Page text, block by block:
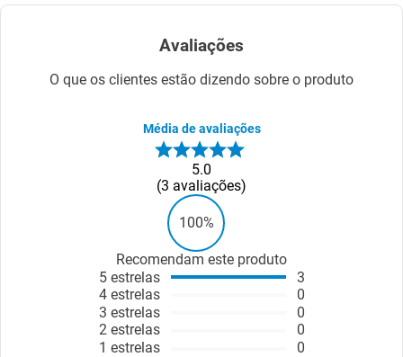
Avaliações
O que os clientes estão dizendo sobre o produto
Média de avaliações
5.0
3 avaliações
100%
Recomendam este produto
5 estrelas
4 estrelas
3 estrelas
2 estrelas
1 estrelas
3
0
0
0
0